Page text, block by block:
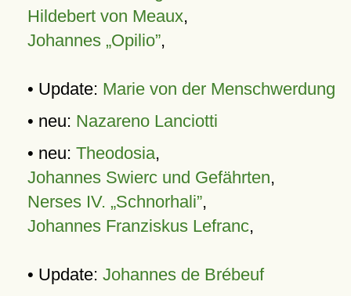
Hildebert von Meaux,
Johannes „Opilio”,
• Update: Marie von der Menschwerdung
• neu: Nazareno Lanciotti
• neu: Theodosia,
Johannes Swierc und Gefährten,
Nerses IV. „Schnorhali”,
Johannes Franziskus Lefranc,
• Update: Johannes de Brébeuf